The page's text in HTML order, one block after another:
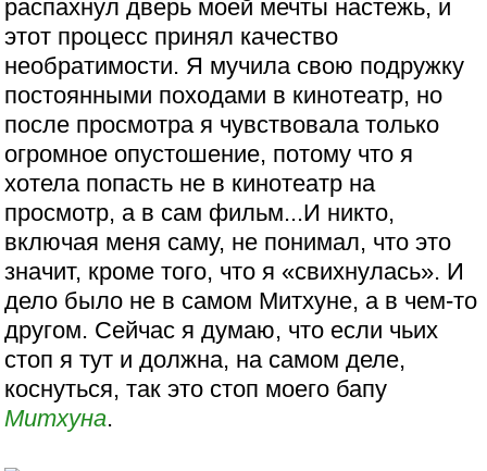
распахнул дверь моей мечты настежь, и
этот процесс принял качество
необратимости. Я мучила свою подружку
постоянными походами в кинотеатр, но
после просмотра я чувствовала только
огромное опустошение, потому что я
хотела попасть не в кинотеатр на
просмотр, а в сам фильм...И никто,
включая меня саму, не понимал, что это
значит, кроме того, что я «свихнулась». И
дело было не в самом Митхуне, а в чем-то
другом. Сейчас я думаю, что если чьих
стоп я тут и должна, на самом деле,
коснуться, так это стоп моего бапу
Митхуна.